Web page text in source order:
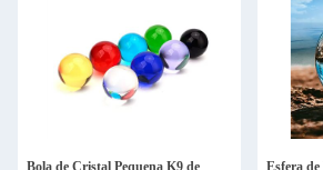
Bola de Cristal Pequena K9 de
Esfera